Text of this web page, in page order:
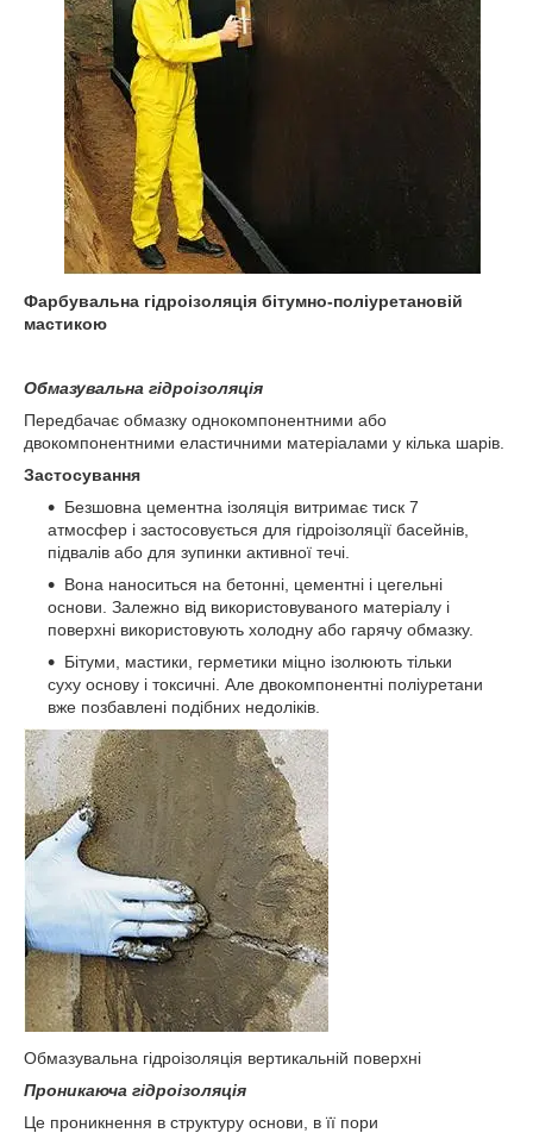
Фарбувальна гідроізоляція бітумно-поліуретановій
мастикою
Обмазувальна гідроізоляція
Передбачає обмазку однокомпонентними або
двокомпонентними еластичними матеріалами у кілька шарів.
Застосування
Безшовна цементна ізоляція витримає тиск 7
атмосфер і застосовується для гідроізоляції басейнів,
підвалів або для зупинки активної течі.
Вона наноситься на бетонні, цементні і цегельні
основи. Залежно від використовуваного матеріалу і
поверхні використовують холодну або гарячу обмазку.
Бітуми, мастики, герметики міцно ізолюють тільки
суху основу і токсичні. Але двокомпонентні поліуретани
вже позбавлені подібних недоліків.
Обмазувальна гідроізоляція вертикальній поверхні
Проникаюча гідроізоляція
Це проникнення в структуру основи, в її пори